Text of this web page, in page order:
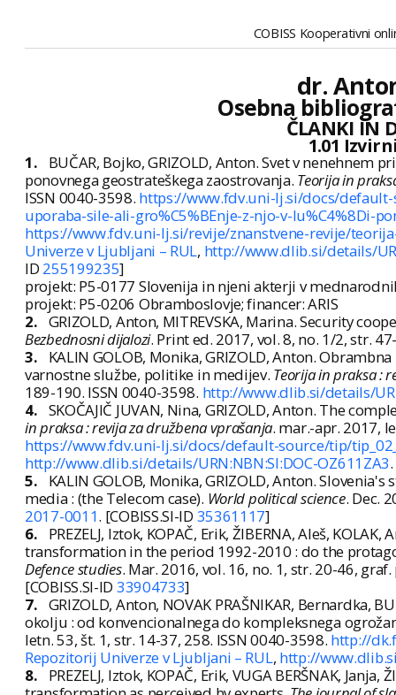
COBISS Kooperativni
dr.
Osebna
ČLANKI IN
1.01
1.
BUČAR, Bojko, GRIZOLD, Anton. Svet v
ponovnega geostrateškega zaostrovanja. Teorija in
ISSN 0040-3598. https://www.fdv.uni-lj.si/docs/
uporaba-sile-ali-gro%C5%BEnje-z-njo-v-lu%C4%8Di-
https://www.fdv.uni-lj.si/revije/znanstvene-revije/
Univerze v Ljubljani – RUL, http://www.dlib.si/details/
ID 255199235]
projekt: P5-0177 Slovenija in njeni akterji v
projekt: P5-0206 Obramboslovje; financer: ARIS
2. GRIZOLD, Anton, MITREVSKA, Marina. Security
Bezbednosni dijalozi. Print ed. 2017, vol. 8, no. 1/2, str.
3.
KALIN GOLOB, Monika, GRIZOLD, Anton.
varnostne službe, politike in medijev. Teorija in praksa :
189-190. ISSN 0040-3598. http://www.dlib.si/details/
4. SKOČAJIČ JUVAN, Nina, GRIZOLD, Anton. The
in praksa : revija za družbena vprašanja. mar.-apr. 2017,
https://www.fdv.uni-lj.si/docs/default-source/tip/
http://www.dlib.si/details/URN:NBN:SI:DOC-OZ611ZA3
5.
KALIN GOLOB, Monika, GRIZOLD, Anton.
media : (the Telecom case). World political science. Dec.
2017-0011. [COBISS.SI-ID 35361117]
6.
PREZELJ, Iztok, KOPAČ, Erik, ŽIBERNA, Aleš,
transformation in the period 1992-2010 : do the
Defence studies. Mar. 2016, vol. 16, no. 1, str. 20-46,
[COBISS.SI-ID 33904733]
7. GRIZOLD, Anton, NOVAK PRAŠNIKAR, Bernardka,
okolju : od konvencionalnega do kompleksnega
letn. 53, št. 1, str. 14-37, 258. ISSN 0040-3598. http://
Repozitorij Univerze v Ljubljani – RUL, http://
8.
PREZELJ, Iztok, KOPAČ, Erik, VUGA BERŠNAK,